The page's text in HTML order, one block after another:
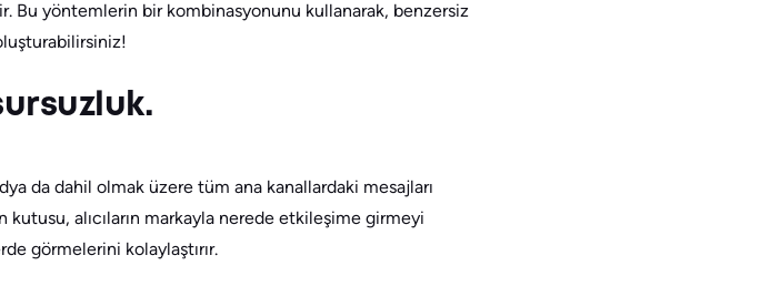
yöntemlerin bir kombinasyonunu kullanarak, benzersiz
da dahil olmak üzere tüm ana kanallardaki mesajları
alıcıların markayla nerede etkileşime girmeyi
görmelerini kolaylaştırır.